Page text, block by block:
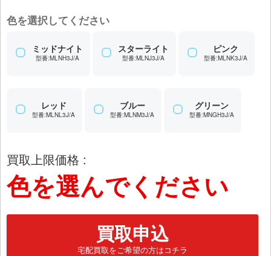
色を選択してください
ミッドナイト
型番:MLNH3J/A
スターライト
型番:MLNJ3J/A
ピンク
型番:MLNK3J/A
レッド
型番:MLNL3J/A
ブルー
型番:MLNM3J/A
グリーン
型番:MNGH3J/A
買取上限価格 :
色を選んでください
買取申込
宅配買取をご希望の方はコチラ